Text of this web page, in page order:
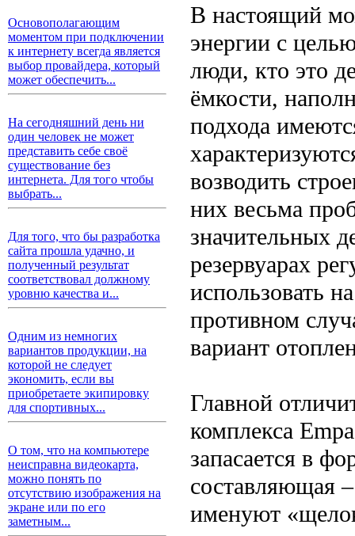
Основополагающим
моментом при подключении
к интернету всегда является
выбор провайдера, который
может обеспечить...
На сегодняшний день ни
один человек не может
представить себе своё
существование без
интернета. Для того чтобы
выбрать...
Для того, что бы разработка
сайта прошла удачно, и
полученный результат
соответствовал должному
уровню качества и...
Одним из немногих
вариантов продукции, на
которой не следует
экономить, если вы
приобретаете экипировку
для спортивных...
О том, что на компьютере
неисправна видеокарта,
можно понять по
отсутствию изображения на
экране или по его
заметным...
В настоящий
энергии с
люди, кто это
ёмкости,
подхода
возводить
них весьма
значительных
резервуарах
использовать
противном
вариант
Главной
комплекса
запасается в
составляющая
именуют